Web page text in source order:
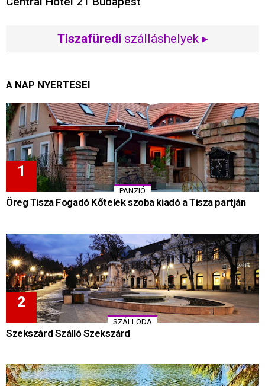
Tiszafüredi szálláshelyek ▸
A NAP NYERTESEI
PANZIÓ
Öreg Tisza Fogadó Kőtelek szoba kiadó a Tisza partján
SZÁLLODA
Szekszárd Szálló Szekszárd